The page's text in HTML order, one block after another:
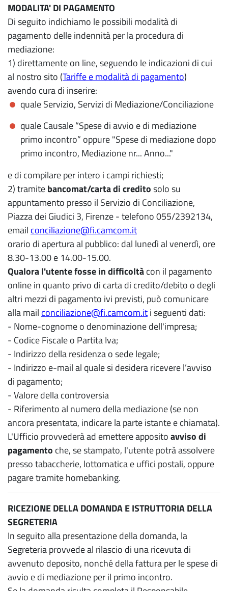
MODALITA' DI PAGAMENTO
Di seguito indichiamo le possibili modalità di
pagamento delle indennità per la procedura di
mediazione:
1) direttamente on line, seguendo le indicazioni di cui
al nostro sito (Tariffe e modalità di pagamento)
avendo cura di inserire:
quale Servizio, Servizi di Mediazione/Conciliazione
quale Causale “Spese di avvio e di mediazione
primo incontro” oppure "Spese di mediazione dopo
primo incontro, Mediazione nr... Anno..."
e di compilare per intero i campi richiesti;
2) tramitebancomat/cartadi creditosolo su
appuntamento presso il Servizio di Conciliazione,
Piazza dei Giudici 3, Firenze - telefono 055/2392134,
email conciliazione@fi.camcom.it
orario di apertura al pubblico: dal lunedì al venerdì, ore
8.30-13.00 e 14.00-15.00.
Qualora l'utente fosse in difficoltàcon il pagamento
online in quanto privo di carta di credito/debito o degli
altri mezzi di pagamento ivi previsti, può comunicare
alla mail conciliazione@fi.camcom.iti seguenti dati:
- Nome-cognome o denominazione dell'impresa;
- Codice Fiscale o Partita Iva;
- Indirizzo della residenza o sede legale;
- Indirizzo e-mail al quale si desidera ricevere l’avviso
di pagamento;
- Valore della controversia
- Riferimento al numero della mediazione (se non
ancora presentata, indicare la parte istante e chiamata).
L'Ufficio provvederà ad emettere appositoavviso di
pagamento che, se stampato, l'utente potrà assolvere
presso tabaccherie, lottomatica e uffici postali, oppure
pagare tramite homebanking.
RICEZIONE DELLA DOMANDA E ISTRUTTORIA DELLA
SEGRETERIA
In seguito alla presentazione della domanda, la
Segreteria provvede al rilascio di una ricevuta di
avvenuto deposito, nonché della fattura per le spese di
avvio e di mediazione per il primo incontro.